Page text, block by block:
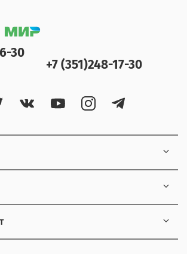
30
+7 (351)248-17-30